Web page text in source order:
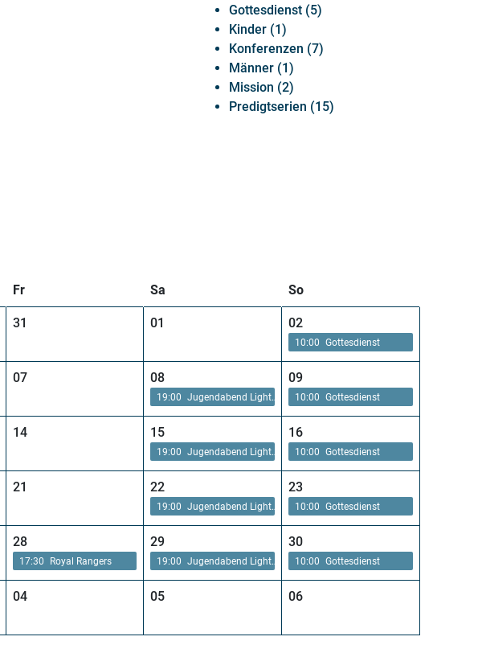
Gottesdienst (5)
Kinder (1)
Konferenzen (7)
Männer (1)
Mission (2)
Predigtserien (15)
Fr Sa So
31 01 02
10:00 Gottesdienst
07 08
19:00 Jugendabend Lightnight
09
10:00 Gottesdienst
14 15
19:00 Jugendabend Lightnight
16
10:00 Gottesdienst
21 22
19:00 Jugendabend Lightnight
23
10:00 Gottesdienst
28
17:30 Royal Rangers
29
19:00 Jugendabend Lightnight
30
10:00 Gottesdienst
04 05 06